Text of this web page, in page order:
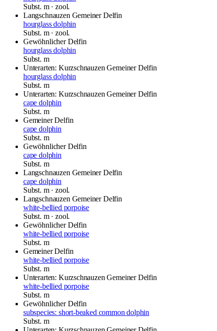
Subst. m· zool.
Langschnauzen Gemeiner Delfin
hourglass dolphin
Subst. m· zool.
Gewöhnlicher Delfin
hourglass dolphin
Subst. m
Unterarten: Kurzschnauzen Gemeiner Delfin
hourglass dolphin
Subst. m
Unterarten: Kurzschnauzen Gemeiner Delfin
cape dolphin
Subst. m
Gemeiner Delfin
cape dolphin
Subst. m
Gewöhnlicher Delfin
cape dolphin
Subst. m
Langschnauzen Gemeiner Delfin
cape dolphin
Subst. m· zool.
Langschnauzen Gemeiner Delfin
white-bellied porpoise
Subst. m· zool.
Gewöhnlicher Delfin
white-bellied porpoise
Subst. m
Gemeiner Delfin
white-bellied porpoise
Subst. m
Unterarten: Kurzschnauzen Gemeiner Delfin
white-bellied porpoise
Subst. m
Gewöhnlicher Delfin
subspecies: short-beaked common dolphin
Subst. m